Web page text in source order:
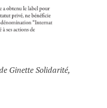
Ginette Solidarité,